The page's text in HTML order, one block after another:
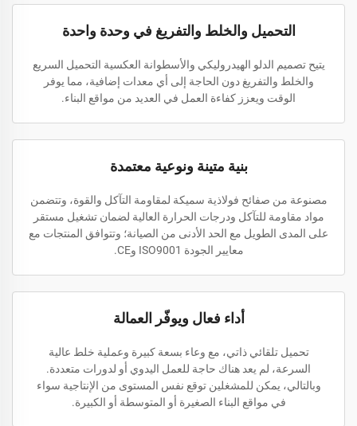
التحميل والخلط والتفريغ في وحدة واحدة
يتيح تصميم الدلو الهيدروليكي والأسطوانة العكسية التحميل السريع
والخلط والتفريغ دون الحاجة إلى أي معدات إضافية، مما يوفر
الوقت ويعزز كفاءة العمل في العديد من مواقع البناء.
بنية متينة ونوعية معتمدة
مصنوعة من صفائح فولاذية سميكة لمقاومة التآكل والقوة، وتتضمن
مواد مقاومة للتآكل ودرجات الحرارة العالية لضمان تشغيل مستقر
على المدى الطويل مع الحد الأدنى من الصيانة؛ وتتوافق المنتجات مع
معايير الجودة ISO9001 وCE.
أداء فعال ويوفّر العمالة
تحميل تلقائي ذاتي، مع وعاء بسعة كبيرة وعملية خلط عالية
السرعة، لم يعد هناك حاجة للعمل اليدوي أو لدورات متعددة.
وبالتالي، يمكن للمشغلين توقع نفس المستوى من الإنتاجية سواء
في مواقع البناء الصغيرة أو المتوسطة أو الكبيرة.